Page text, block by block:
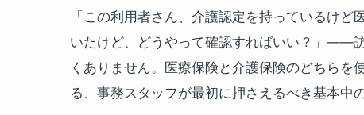
「この利用者さん、介護認定を持っているけ
いたけど、どうやって確認すればいい？」——
くありません。医療保険と介護保険のどちら
る、事務スタッフが最初に押さえるべき基本中